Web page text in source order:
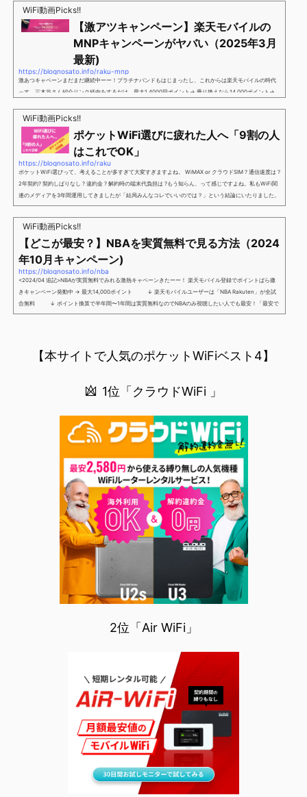
WiFi動画Picks!!
【激アツキャンペーン】楽天モバイルの
MNPキャンペーンがヤバい（2025年3月
最新)
https://blognosato.info/raku-mnp
激あつキャペーンまだまだ継続中ーー！プラチナバンドもはじまったし、これからは楽天モバイルの時代
っす。三木谷さん紹介リンク経由をするだけ。最大1,4000円ポイント→ 乗り換えなら14,000ポイント→
谷さんキャンペーン／2回線目以降でもOK再契約でもでもOK背水の陣の楽天モバイル。ついに「最後の賭
け」とも思えるポイントばら撒きキャンペーンを発動してきました。■キャンペーン概要三木谷社長の特
別招待ページから楽天モバイ...
WiFi動画Picks!!
ポケットWiFi選びに疲れた人へ「9割の人
はこれでOK」
https://blognosato.info/raku
ポケットWiFi選びって、考えることが多すぎて大変すぎますよね。 WiMAX or クラウドSIM ? 通信速度は ?
2年契約? 契約しばりなし ? 違約金 ? 解約時の端末代負担は ?もう知らん、って感じですよね。私もWiFi関
連のメディアを3年間運用してきましたが「結局みんなコレでいいのでは？」という結論にいたりました。
ということで、「ポケットWiFi選びに疲れた」「結局どれがいいのか分からない」と言う人向けに【最終
解】を用意しました。ポケットWiFiのヘビーユーザー視点で「90％の人はこれだけでいいやん」というも
のなので、「多...
WiFi動画Picks!!
【どこが最安？】NBAを実質無料で見る方法（2024
年10月キャンペーン)
https://blognosato.info/nba
<2024/04 追記>NBAが実質無料でみれる激熱キャペーンきたーー！ 楽天モバイル登録でポイントばら撒
きキャンペーン発動中 → 最大14,000ポイント ↓ 楽天モバイルユーザーは「NBA Rakuten」が全試
合無料 ↓ ポイント換算で半年間〜1年間は実質無料なのでNBAのみ視聴したい人でも最安！「最安で
NBAを見る方法」が「楽天モバイルを契約すること」というもはや意味不明な状況...楽天モバイルでNBAを
【本サイトで人気のポケットWiFiベスト4】
1位「クラウドWiFi 」
2位「Air WiFi」